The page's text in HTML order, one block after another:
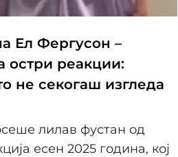
Ел Фергусон –
остри реакции:
не секогаш изгледа
лилав фустан од
есен 2025 година, кој